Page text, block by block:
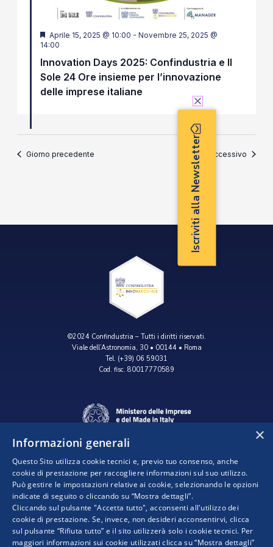
Segnalati
Aprile 15, 2025 @ 10:00 - Novembre 25, 2025 @
14:00
Innovation Days 2025: Confindustria e Il
Sole 24 Ore insieme per l’innovazione
delle imprese italiane
Giorno precedente Giorno successivo
©2024 Confindustria – Tutti i diritti riservati.
Viale dell’Astronomia, 30 • 00144 • Roma
Tel. (+39) 06 59031
Cod. fisc. 80017770589
Progetto realizzato da:
×
Informazioni generali
Questo Sito utilizza cookie tecnici e, previo tuo consenso, anche
cookie di prestazione per raccogliere informazioni sul suo utilizzo.
Può gestire le impostazioni relative ai cookie, selezionando le opzioni
indicate di seguito o cliccando su “Mostra dettagli”.
Cliccando sul pulsante "Accetta tutto", acconsenti all'utilizzo dei
cookie di prestazione. Se, invece, non desideri acconsentirvi, clicca
sul pulsante “Rifiuta tutto” e il sito utilizzerà solo i cookie tecnici. Per
maggiori informazioni sui cookie utilizzati clicca su “Mostra dettagli”
Iscriviti alla Newsletter